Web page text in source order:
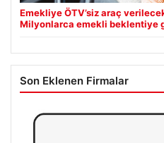
Emekliye ÖTV’siz araç
Milyonlarca emekli beklentiye
Son Eklenen Firmalar